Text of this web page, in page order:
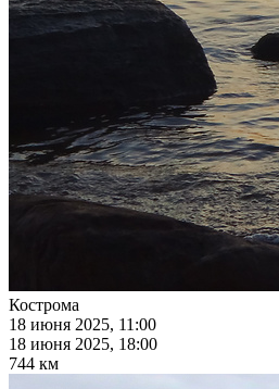
Кострома
18 июня 2025, 11:00
18 июня 2025, 18:00
744 км